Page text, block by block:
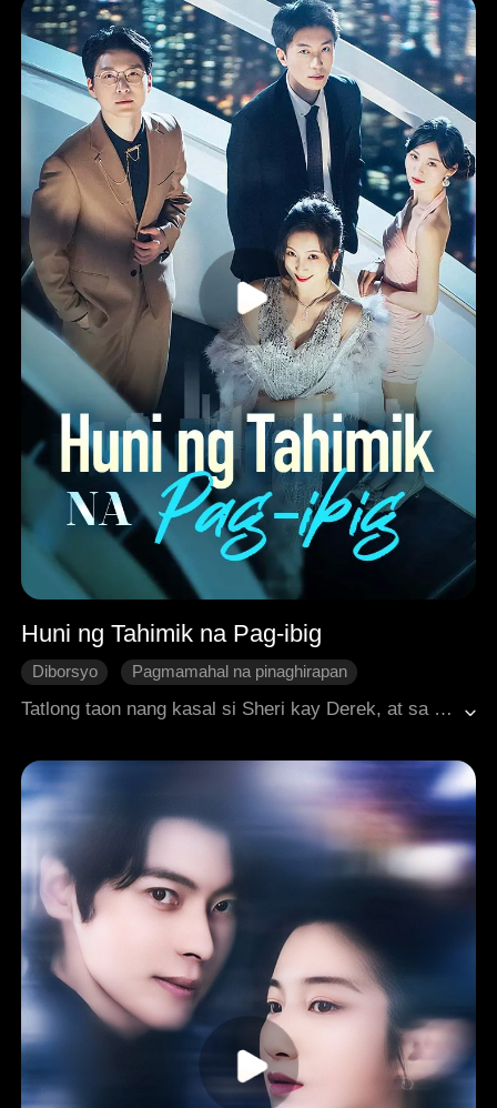
Huni ng Tahimik na Pag-ibig
Diborsyo
Pagmamahal na pinaghirapan
Tatlong taon nang kasal si Sheri kay Derek, at sa kabila ng pagmamahal at pag-aalaga niya rito, nanatiling malamig ang loob nito sa kanya. Nang pabulaanan si Sheri ng unang pag-ibig ni Derek, ipinilit nito na mag-donate siya ng bato bilang kabayaran. Tinanggap ni Sheri ang lahat, at pinili niyang makipaghiwalay para maging masaya si Derek sa iba. Akala ni Derek, mahihirapan ito pagkalayo sa kanya. Ngunit kinabukasan, mula sa balita, nabatid niyang tunay palang mayaman at tagapagmana ng yaman si Sheri. Nang magkita silang muli pagkatapos ng diborsyo, nakita niya ang nagningning at masayang si Sheri—doon niya pinagsisihan ang lahat ng pagkakamali niya. Sa wakas, napagtanto niyang nahulog na pala siya sa tunay na pag-ibig. Ngunit posible pa kayang maibalik niya ang puso nito?